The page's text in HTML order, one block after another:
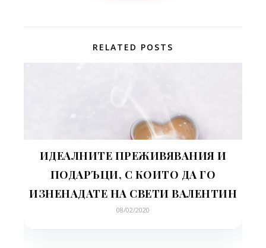
RELATED POSTS
ИДЕАЛНИТЕ ПРЕЖИВЯВАНИЯ И
ПОДАРЪЦИ, С КОИТО ДА ГО
ИЗНЕНАДАТЕ НА СВЕТИ ВАЛЕНТИН
08/02/2020